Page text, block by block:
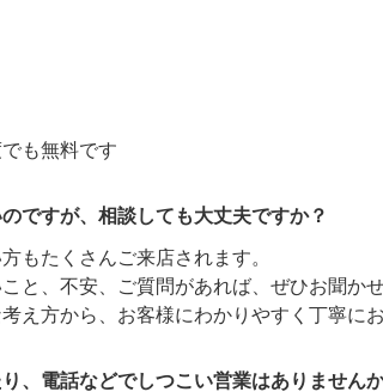
も無料です
ですが、相談しても大丈夫ですか？
もたくさんご来店されます。
と、不安、ご質問があれば、ぜひお聞かせ
え方から、お客様にわかりやすく丁寧に
、電話などでしつこい営業はありません